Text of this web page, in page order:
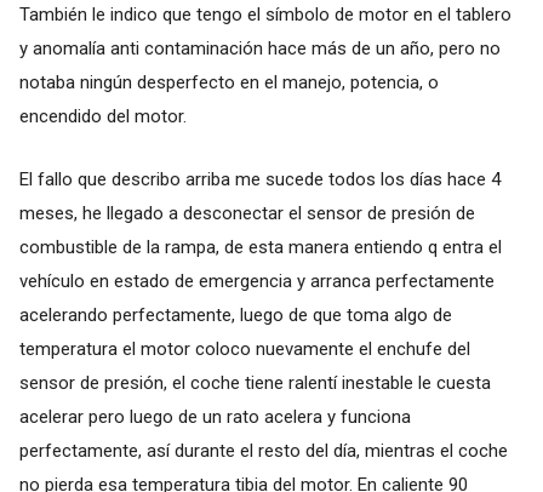
También le indico que tengo el símbolo de motor en el tablero
y anomalía anti contaminación hace más de un año, pero no
notaba ningún desperfecto en el manejo, potencia, o
encendido del motor.
El fallo que describo arriba me sucede todos los días hace 4
meses, he llegado a desconectar el sensor de presión de
combustible de la rampa, de esta manera entiendo q entra el
vehículo en estado de emergencia y arranca perfectamente
acelerando perfectamente, luego de que toma algo de
temperatura el motor coloco nuevamente el enchufe del
sensor de presión, el coche tiene ralentí inestable le cuesta
acelerar pero luego de un rato acelera y funciona
perfectamente, así durante el resto del día, mientras el coche
no pierda esa temperatura tibia del motor. En caliente 90